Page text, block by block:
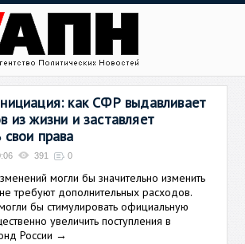
как СФР выдавливает
из жизни и заставляет
права
391 0
могли бы значительно изменить
требуют дополнительных расходов.
бы стимулировать официальную
увеличить поступления в
России →